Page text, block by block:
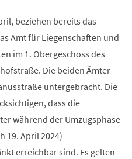
beziehen bereits das
Amt für Liegenschaften und
im 1. Obergeschoss des
Die beiden Ämter
untergebracht. Die
dass die
während der Umzugsphase
19. April 2024)
erreichbar sind. Es gelten